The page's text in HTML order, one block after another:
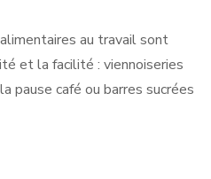
au travail sont
et la facilité : viennoiseries
pause café ou barres sucrées